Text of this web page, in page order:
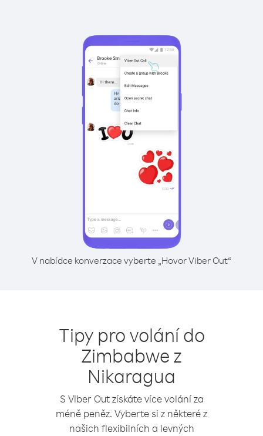
V nabídce konverzace vyberte „Hovor Viber Out“
Tipy pro volání do
Zimbabwe z
Nikaragua
S Viber Out získáte více volání za
méně peněz. Vyberte si z některé z
našich flexibilních a levných